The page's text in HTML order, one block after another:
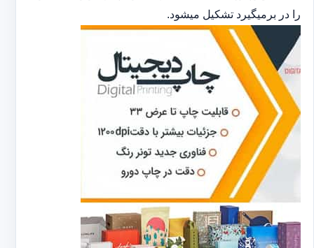
را در برمیگیرد تشکیل میشود.